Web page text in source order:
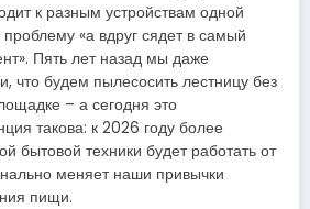
к разным устройствам одной
«а вдруг сядет в самый
Пять лет назад мы даже
что будем пылесосить лестницу без
– а сегодня это
такова: к 2026 году более
бытовой техники будет работать от
меняет наши привычки
пищи.